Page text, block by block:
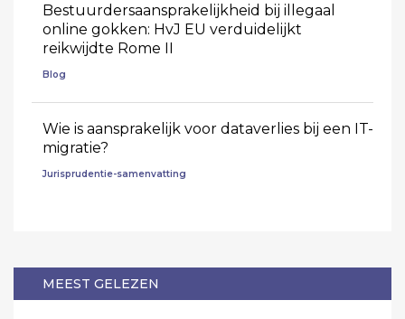
Bestuurdersaansprakelijkheid bij illegaal
online gokken: HvJ EU verduidelijkt
reikwijdte Rome II
Blog
Wie is aansprakelijk voor dataverlies bij een IT-
migratie?
Jurisprudentie-samenvatting
MEEST GELEZEN